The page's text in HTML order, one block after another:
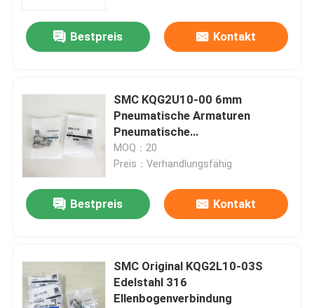
Bestpreis Kontakt
SMC KQG2U10-00 6mm
Pneumatische Armaturen
Pneumatische
Schlaucharmaturen Anschlüsse
Schlaucharmaturen
MOQ：20
Preis：Verhandlungsfähig
Bestpreis Kontakt
SMC Original KQG2L10-03S
Edelstahl 316
Ellenbogenverbindung